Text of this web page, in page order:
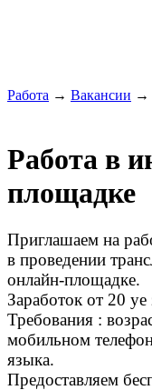
Работа → Вакансии →
Работа в
площадке
Приглашаем на
в проведении
онлайн-площадке.
Заработок от 20 ye
Требования :
мобильном
языка.
Предоставляем